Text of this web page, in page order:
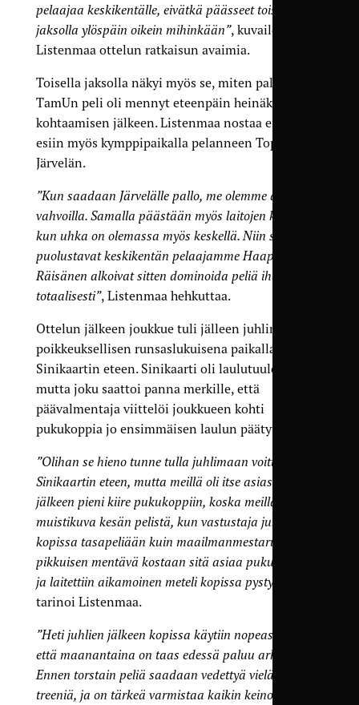
pelaajaa keskikentälle, eivätkä päässeet toisella
jaksolla ylöspäin oikein mihinkään”, kuvailee
Listenmaa ottelun ratkaisun avaimia.
Toisella jaksolla näkyi myös se, miten paljon
TamUn peli oli mennyt eteenpäin heinäkuisen
kohtaamisen jälkeen. Listenmaa nostaa erikseen
esiin myös kymppipaikalla pelanneen Topias
Järvelän.
”Kun saadaan Järvelälle pallo, me olemme aina
vahvoilla. Samalla päästään myös laitojen kautta,
kun uhka on olemassa myös keskellä. Niin sanotut
puolustavat keskikentän pelaajamme Haapala ja
Räisänen alkoivat sitten dominoida peliä ihan
totaalisesti”, Listenmaa hehkuttaa.
Ottelun jälkeen joukkue tuli jälleen juhlimaan
poikkeuksellisen runsaslukuisena paikalla olleen
Sinikaartin eteen. Sinikaarti oli laulutuulella,
mutta joku saattoi panna merkille, että
päävalmentaja viittelöi joukkueen kohti
pukukoppia jo ensimmäisen laulun päätyttyä.
”Olihan se hieno tunne tulla juhlimaan voittoa
Sinikaartin eteen, mutta meillä oli itse asiassa pelin
jälkeen pieni kiire pukukoppiin, koska meillä oli pieni
muistikuva kesän pelistä, kun vastustaja juhli
kopissa tasapeliään kuin maailmanmestaruutta. Oli
pikkuisen mentävä kostaan sitä asiaa pukukoppiin,
ja laitettiin aikamoinen meteli kopissa pystyyn”
tarinoi Listenmaa.
”Heti juhlien jälkeen kopissa käytiin nopeasti läpi,
että maanantaina on taas edessä paluu arkeen.
Ennen torstain peliä saadaan vedettyä vielä kaksi
treeniä, ja on tärkeä varmistaa kaikin keinoin, että